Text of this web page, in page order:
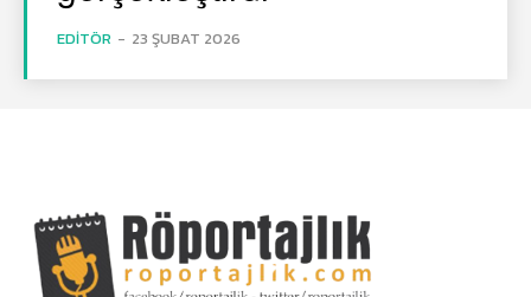
EDITÖR - 23 ŞUBAT 2026